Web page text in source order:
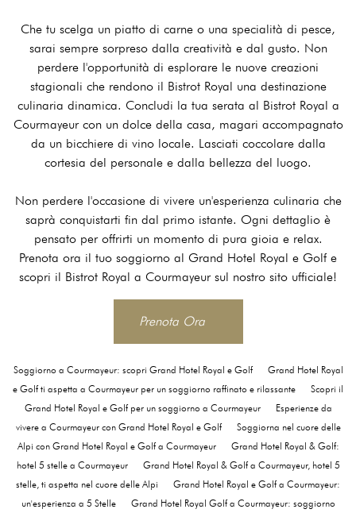
Che tu scelga un piatto di carne o una specialità di pesce,
sarai sempre sorpreso dalla creatività e dal gusto. Non
perdere l'opportunità di esplorare le nuove creazioni
stagionali che rendono il Bistrot Royal una destinazione
culinaria dinamica. Concludi la tua serata al Bistrot Royal a
Courmayeur con un dolce della casa, magari accompagnato
da un bicchiere di vino locale. Lasciati coccolare dalla
cortesia del personale e dalla bellezza del luogo.
Non perdere l'occasione di vivere un'esperienza culinaria che
saprà conquistarti fin dal primo istante. Ogni dettaglio è
pensato per offrirti un momento di pura gioia e relax.
Prenota ora il tuo soggiorno al Grand Hotel Royal e Golf e
scopri il Bistrot Royal a Courmayeur sul nostro sito ufficiale!
Prenota Ora
Soggiorno a Courmayeur: scopri Grand Hotel Royal e Golf
Grand Hotel Royal
e Golf ti aspetta a Courmayeur per un soggiorno raffinato e rilassante
Scopri il
Grand Hotel Royal e Golf per un soggiorno a Courmayeur
Esperienze da
vivere a Courmayeur con Grand Hotel Royal e Golf
Soggiorna nel cuore delle
Alpi con Grand Hotel Royal e Golf a Courmayeur
Grand Hotel Royal & Golf:
hotel 5 stelle a Courmayeur
Grand Hotel Royal & Golf a Courmayeur, hotel 5
stelle, ti aspetta nel cuore delle Alpi
Grand Hotel Royal e Golf a Courmayeur:
un'esperienza a 5 Stelle
Grand Hotel Royal Golf a Courmayeur: soggiorno